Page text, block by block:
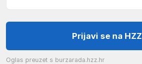
Prijavi se na HZZ
Oglas preuzet s burzarada.hzz.hr